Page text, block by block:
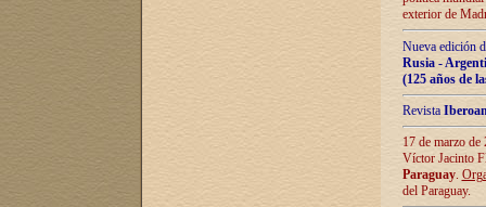
exterior de
Nueva edición
Rusia -
(125 años de
Revista
17 de marzo
Víctor Jacinto
Paraguay.
del Paraguay.